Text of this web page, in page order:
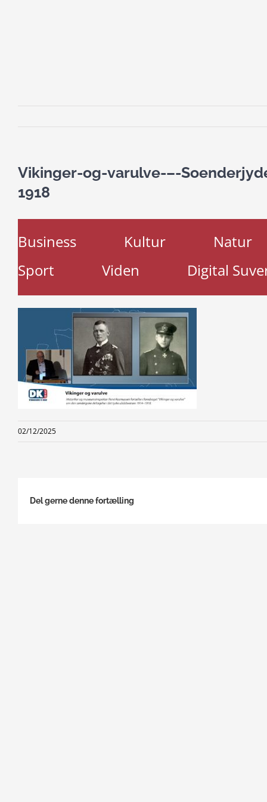
Vikinger-og-varulve-–-
1918
Business Kultur
Natur
Sport
Viden Digital
02/12/2025
Del gerne denne fortælling